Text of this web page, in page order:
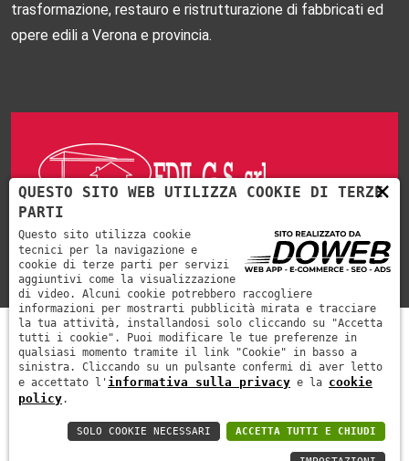
trasformazione, restauro e ristrutturazione di fabbricati ed
opere edili a Verona e provincia.
Lavoriamo per privati e/o enti pubblici.
EDIL G.S. Srl | Partita Iva 02902550231| Rea VR293082 |
Cookie policy
×
QUESTO SITO WEB UTILIZZA COOKIE DI TERZE
PARTI
Questo sito utilizza cookie
tecnici per la navigazione e
cookie di terze parti per servizi
aggiuntivi come la visualizzazione
di video. Alcuni cookie potrebbero raccogliere
informazioni per mostrarti pubblicità mirata e tracciare
la tua attività, installandosi solo cliccando su "Accetta
tutti i cookie". Puoi modificare le tue preferenze in
qualsiasi momento tramite il link "Cookie" in basso a
sinistra. Cliccando su un pulsante confermi di aver letto
e accettato l' informativa sulla privacy e la cookie
policy.
ACCETTA TUTTI E CHIUDI
SOLO COOKIE NECESSARI